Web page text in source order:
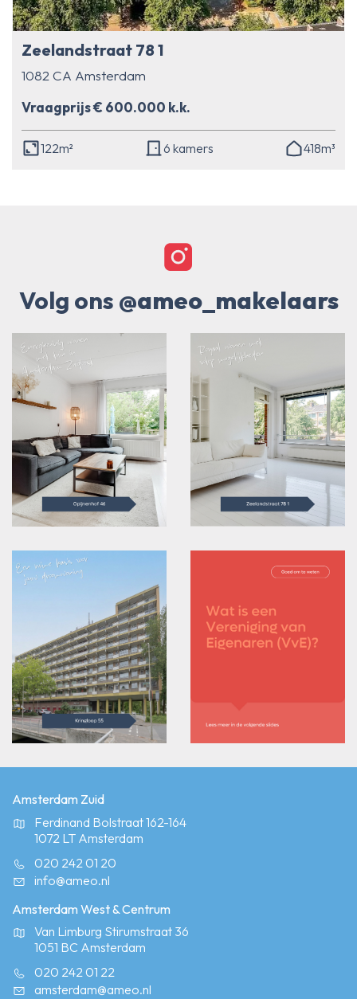
Zeelandstraat 78 1
1082 CA Amsterdam
Vraagprijs € 600.000 k.k.
122m² 6 kamers 418m³
Volg ons @ameo_makelaars
Amsterdam Zuid
Ferdinand Bolstraat 162-164
1072 LT Amsterdam
020 242 01 20
info@ameo.nl
Amsterdam West & Centrum
Van Limburg Stirumstraat 36
1051 BC Amsterdam
020 242 01 22
amsterdam@ameo.nl